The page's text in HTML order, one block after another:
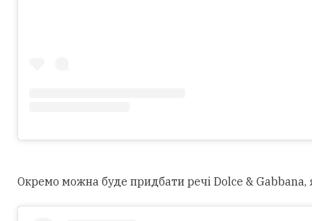
Окремо можна буде придбати речі Dolce & Gabbana,